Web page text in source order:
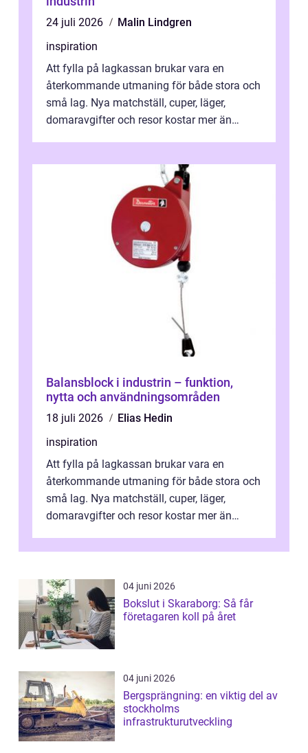
24 juli 2026
Malin Lindgren
inspiration
Att fylla på lagkassan brukar vara en
återkommande utmaning för både stora och
små lag. Nya matchställ, cuper, läger,
domaravgifter och resor kostar mer än
Balansblock i industrin – funktion,
nytta och användningsområden
18 juli 2026
Elias Hedin
inspiration
Att fylla på lagkassan brukar vara en
återkommande utmaning för både stora och
små lag. Nya matchställ, cuper, läger,
domaravgifter och resor kostar mer än
behöver...
04 juni 2026
Bokslut i Skaraborg: Så får
företagaren koll på året
04 juni 2026
Bergsprängning: en viktig del av
stockholms
infrastrukturutveckling